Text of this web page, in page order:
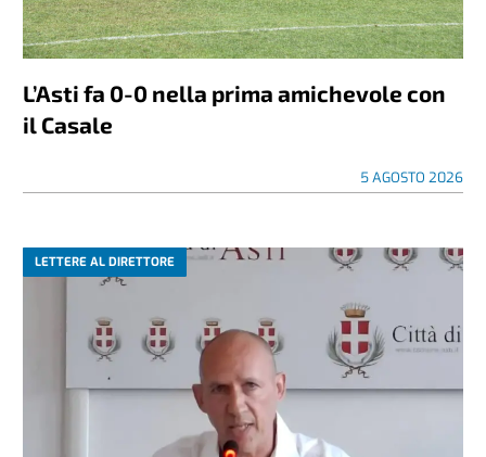
L’Asti fa 0-0 nella prima amichevole con
il Casale
5 AGOSTO 2026
LETTERE AL DIRETTORE